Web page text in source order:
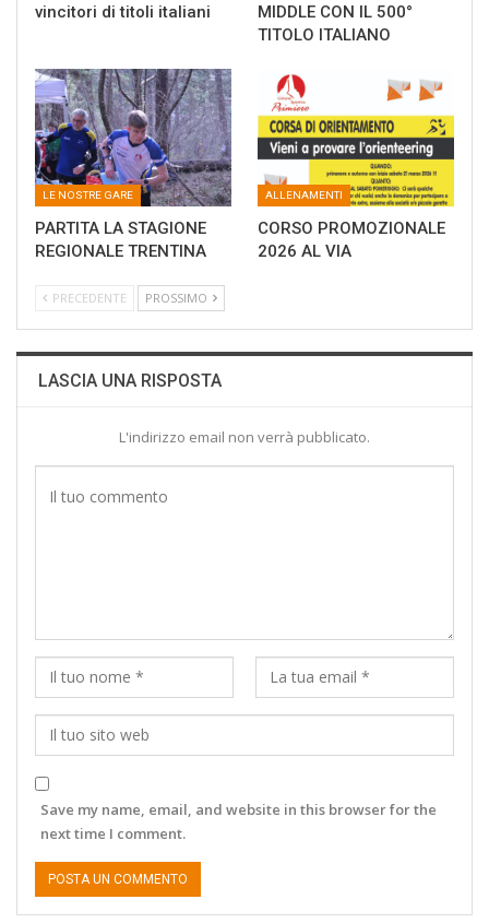
vincitori di titoli italiani
MIDDLE CON IL 500°
TITOLO ITALIANO
LE NOSTRE GARE
PARTITA LA STAGIONE
REGIONALE TRENTINA
ALLENAMENTI
CORSO PROMOZIONALE
2026 AL VIA
PRECEDENTE PROSSIMO
LASCIA UNA RISPOSTA
L'indirizzo email non verrà pubblicato.
Save my name, email, and website in this browser for the
next time I comment.